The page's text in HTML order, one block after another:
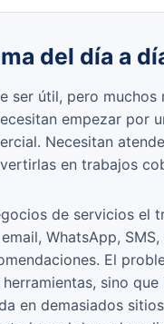
del día a
ser útil, pero muchos
empezar por
Necesitan
en trabajos
de servicios el
WhatsApp,
El
sino
en demasiados